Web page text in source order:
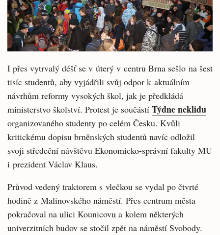
I přes vytrvalý déšť se v úterý v centru Brna sešlo na šest
tisíc studentů, aby vyjádřili svůj odpor k aktuálním
návrhům reformy vysokých škol, jak je předkládá
ministerstvo školství. Protest je součástí Týdne neklidu
organizovaného studenty po celém Česku. Kvůli
kritickému dopisu brněnských studentů navíc odložil
svoji středeční návštěvu Ekonomicko-správní fakulty MU
i prezident Václav Klaus.
Průvod vedený traktorem s vlečkou se vydal po čtvrté
hodině z Malinovského náměstí. Přes centrum města
pokračoval na ulici Kounicovu a kolem některých
univerzitních budov se stočil zpět na náměstí Svobody.